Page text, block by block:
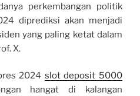
perkembangan politik
diprediksi akan menjadi
yang paling ketat dalam
X.
2024 slot deposit 5000
hangat di kalangan